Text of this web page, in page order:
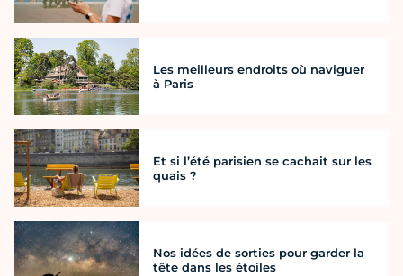
Les meilleurs endroits où naviguer
à Paris
Et si l’été parisien se cachait sur les
quais ?
Nos idées de sorties pour garder la
tête dans les étoiles